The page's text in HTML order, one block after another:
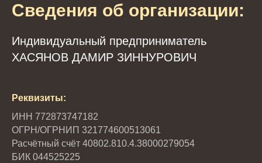
Сведения об организации:
Индивидуальный предприниматель
ХАСЯНОВ ДАМИР ЗИННУРОВИЧ
Реквизиты:
ИНН 772873747182
ОГРН/ОГРНИП 321774600513061
Расчётный счёт 40802.810.4.38000279054
БИК 044525225